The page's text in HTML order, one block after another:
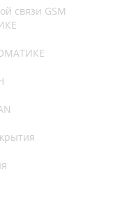
связи GSM